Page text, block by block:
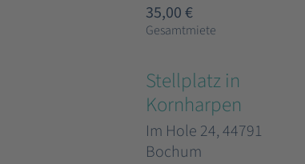
35,00 €
Gesamtmiete
Stellplatz in
Kornharpen
Im Hole 24, 44791
Bochum